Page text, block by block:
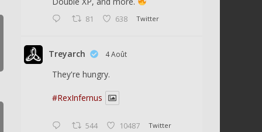
81 638 Twitter
Treyarch 4 Août
They're hungry.
#RexInfernus
544 10487 Twitter